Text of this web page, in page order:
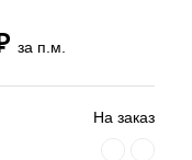
за п.м.
На заказ